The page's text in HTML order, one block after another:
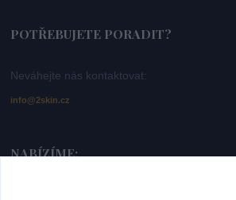
POTŘEBUJETE PORADIT?
Neváhejte nás kontaktovat:
info@2skin.cz
NABÍZÍME: